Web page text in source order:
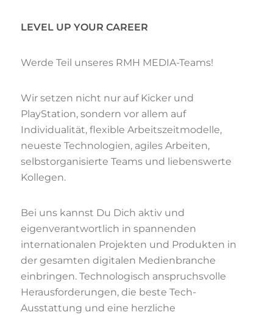
LEVEL UP YOUR CAREER
Werde Teil unseres RMH MEDIA-Teams!
Wir setzen nicht nur auf Kicker und
PlayStation, sondern vor allem auf
Individualität, flexible Arbeitszeitmodelle,
neueste Technologien, agiles Arbeiten,
selbstorganisierte Teams und liebenswerte
Kollegen.
Bei uns kannst Du Dich aktiv und
eigenverantwortlich in spannenden
internationalen Projekten und Produkten in
der gesamten digitalen Medienbranche
einbringen. Technologisch anspruchsvolle
Herausforderungen, die beste Tech-
Ausstattung und eine herzliche